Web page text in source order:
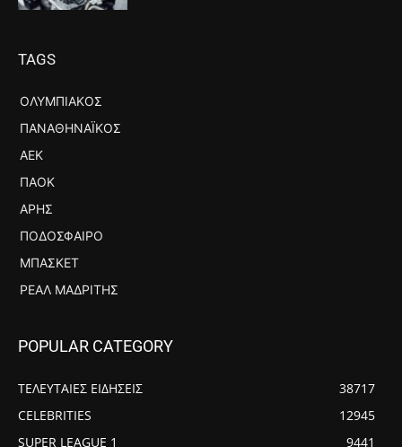
TAGS
ΟΛΥΜΠΙΑΚΌΣ
ΠΑΝΑΘΗΝΑΪΚΌΣ
ΑΕΚ
ΠΑΟΚ
ΆΡΗΣ
ΠΟΔΌΣΦΑΙΡΟ
ΜΠΆΣΚΕΤ
ΡΕΆΛ ΜΑΔΡΊΤΗΣ
POPULAR CATEGORY
ΤΕΛΕΥΤΑΙΕΣ ΕΙΔΗΣΕΙΣ
38717
CELEBRITIES
12945
SUPER LEAGUE 1
9441